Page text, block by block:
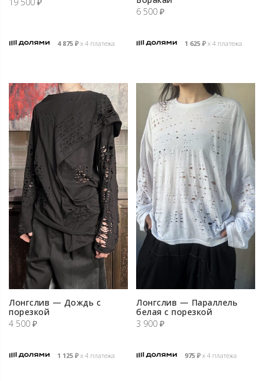
4 875 ₽х 4 платежа
6 500 ₽
1 625 ₽х 4 платежа
Лонгслив — Дождь с
порезкой
4 500 ₽
1 125 ₽х 4 платежа
Лонгслив — Параллель
белая с порезкой
3 900 ₽
975 ₽х 4 платежа